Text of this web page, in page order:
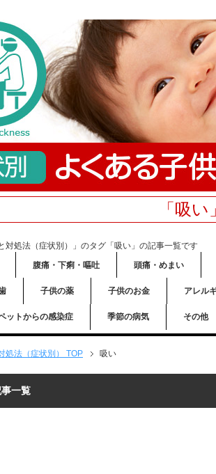
「吸
対処法（症状別）」のタグ「吸い」の記事一覧です
腹痛・下痢・嘔吐 頭痛・めまい
子供の薬 子供のお金 アレル
ットからの感染症 季節の病気 その他
処法（症状別） TOP 吸い
事一覧